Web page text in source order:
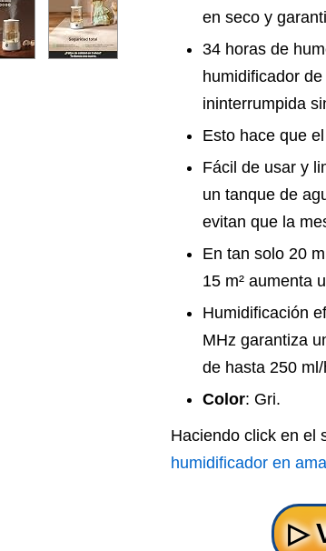
en seco y
34 horas de
humidificador
ininterrumpida
Esto hace que
Fácil de usar y
un tanque de
evitan que la
En tan solo 20
15 m² aumenta
Humidificación
MHz garantiza
de hasta 250 ml/
Color: Gri.
Haciendo click en el
humidificador en